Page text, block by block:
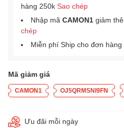
hàng 250k Sao chép
Nhập mã CAMON1 giảm
chép
Miễn phí Ship cho đơn
Mã giảm giá
CAMON1 OJ5QRMSNI9FN
Ưu đãi mỗi ngày